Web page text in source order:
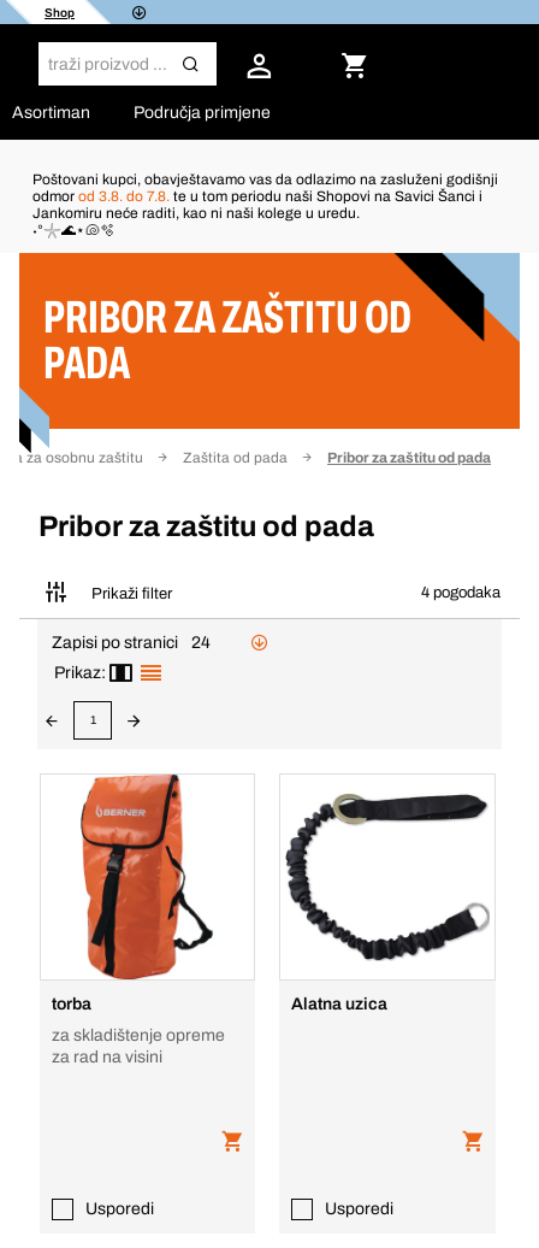
Shop
Asortiman Područja primjene
Poštovani kupci, obavještavamo vas da odlazimo na zasluženi godišnji
odmor od 3.8. do 7.8. te u tom periodu naši Shopovi na Savici Šanci i
Jankomiru neće raditi, kao ni naši kolege u uredu.
˖°𓇼🌊⋆🐚🫧
PRIBOR ZA ZAŠTITU OD
PADA
za osobnu zaštitu Zaštita od pada Pribor za zaštitu od pada
Pribor za zaštitu od pada
Prikaži filter 4 pogodaka
Filter
Zapisi po stranici
24
Prikaz:
1
torba
za skladištenje opreme
za rad na visini
Usporedi
Alatna uzica
Usporedi